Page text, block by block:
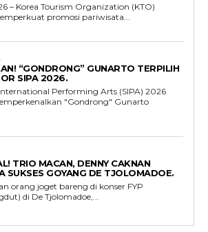
– Korea Tourism Organization (KTO)
promosi pariwisata...
“GONDRONG” GUNARTO TERPILIH
SIPA 2026.
Performing Arts (SIPA) 2026
"Gondrong" Gunarto
TRIO MACAN, DENNY CAKNAN
SUKSES GOYANG DE TJOLOMADOE.
orang joget bareng di konser FYP
di De Tjolomadoe,...